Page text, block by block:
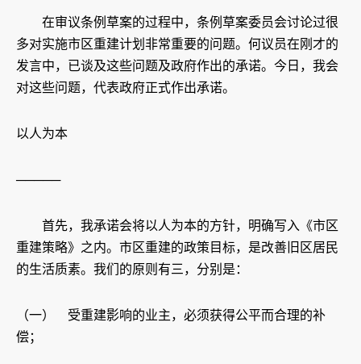
在审议条例草案的过程中，条例草案委员会讨论过很
多对实施市区重建计划非常重要的问题。何议员在刚才的
发言中，已谈及这些问题及政府作出的承诺。今日，我会
对这些问题，代表政府正式作出承诺。
以人为本
─────
首先，我承诺会将以人为本的方针，明确写入《市区
重建策略》之内。市区重建的政策目标，是改善旧区居民
的生活质素。我们的原则有三，分别是：
（一） 受重建影响的业主，必须获得公平而合理的补
偿；